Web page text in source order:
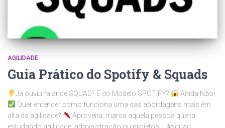
AGILIDADE
Guia Prático do Spotify & Squads
Já ouviu falar de SQUAD? E do Modelo SPOTIFY?
Ainda Não!
Quer entender como funciona uma das abordagens mais em
alta da agilidade?
Aproveita, marca aquela pessoa que tá
estudando agilidade, administração ou projetos… #squad